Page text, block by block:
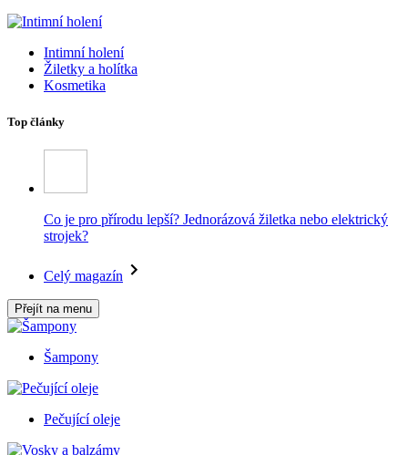
Intimní holení
Žiletky a holítka
Kosmetika
Top články
Co je pro přírodu lepší? Jednorázová žiletka nebo elektrický
strojek?
Celý magazín
Přejít na menu
Šampony
Pečující oleje